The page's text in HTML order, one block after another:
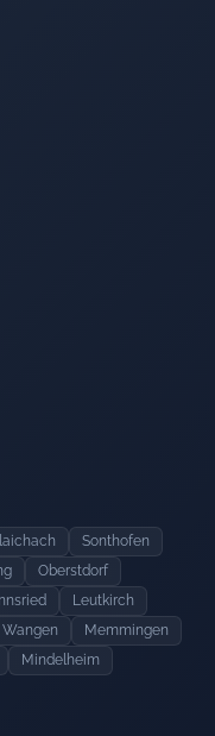
Sonthofen
Oberstdorf
Leutkirch
Wangen
Memmingen
Mindelheim